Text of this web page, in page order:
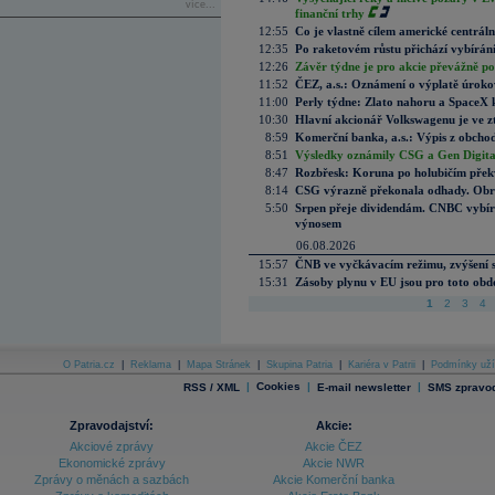
více...
finanční trhy
12:55 Co je vlastně cílem americké
12:35 Po raketovém růstu přichází
12:26
Závěr týdne je pro akcie převážně
11:52 ČEZ, a.s.: Oznámení o výplatě
11:00 Perly týdne: Zlato nahoru a SpaceX
10:30 Hlavní akcionář Volkswagenu je ve
8:59 Komerční banka, a.s.: Výpis z
8:51
Výsledky oznámily CSG a Gen
8:47 Rozbřesk: Koruna po holubičím
8:14 CSG výrazně překonala odhady.
5:50 Srpen přeje dividendám. CNBC
výnosem
06.08.2026
15:57 ČNB ve vyčkávacím režimu, zvýšení
15:31
Zásoby plynu v EU jsou pro toto
1 2 3 4
O Patria.cz Reklama Mapa Stránek Skupina Patria Kariéra v Patrii Podmínky
RSS / XML | Cookies | E-mail newsletter | SMS
Zpravodajství:
Akciové zprávy
Ekonomické zprávy
Zprávy o měnách a sazbách
Akcie:
Akcie ČEZ
Akcie NWR
Akcie Komerční banka